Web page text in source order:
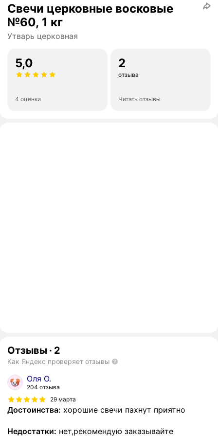
Свечи церковные восковые
№60, 1 кг
Утварь церковная
5,0
4 оценки
2
отзыва
Читать отзывы
Отзывы · 2
Как Яндекс проверяет отзывы
Оля О.
204 отзыва
29 марта
Достоинства: хорошие свечи пахнут приятно
Недостатки: нет,рекомендую заказывайте